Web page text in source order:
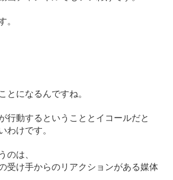
。
とになるんですね。
行動するということとイコールだと
わけです。
のは、
受け手からのリアクションがある媒体